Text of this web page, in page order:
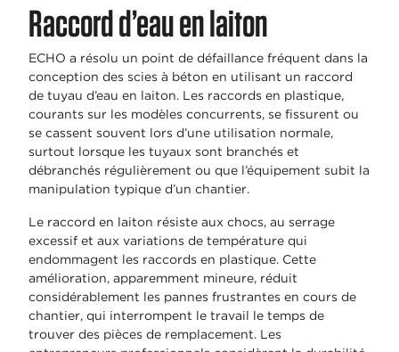
Raccord d’eau en laiton
ECHO a résolu un point de défaillance fréquent dans la
conception des scies à béton en utilisant un raccord
de tuyau d’eau en laiton. Les raccords en plastique,
courants sur les modèles concurrents, se fissurent ou
se cassent souvent lors d’une utilisation normale,
surtout lorsque les tuyaux sont branchés et
débranchés régulièrement ou que l’équipement subit la
manipulation typique d’un chantier.
Le raccord en laiton résiste aux chocs, au serrage
excessif et aux variations de température qui
endommagent les raccords en plastique. Cette
amélioration, apparemment mineure, réduit
considérablement les pannes frustrantes en cours de
chantier, qui interrompent le travail le temps de
trouver des pièces de remplacement. Les